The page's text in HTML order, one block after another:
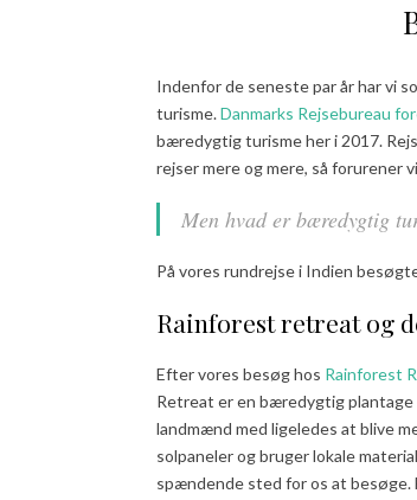
Indenfor de seneste par år har vi
turisme.Danmarks Rejsebureau
bæredygtig turisme her i 2017.
rejser mere og mere, så forurener
Men hvad er bæredygtig
På vores rundrejse i Indien
Rainforest retreat og
Efter vores besøg hos Rainforest
Retreat er en bæredygtig
landmænd med ligeledes at blive
solpaneler og bruger lokale
spændende sted for os at besøge.